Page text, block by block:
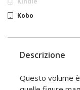
Kobo
Descrizione
Questo volume